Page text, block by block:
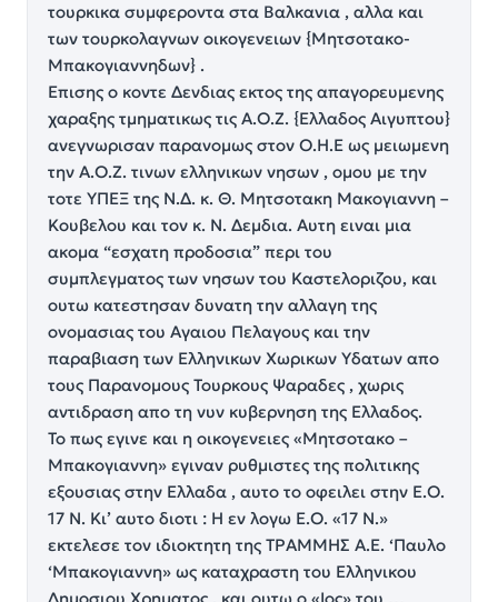
τουρκικα συμφεροντα στα Βαλκανια , αλλα και
των τουρκολαγνων οικογενειων {Μητσοτακο-
Μπακογιαννηδων} .
Επισης ο κοντε Δενδιας εκτος της απαγορευμενης
χαραξης τμηματικως τις Α.Ο.Ζ. {Ελλαδος Αιγυπτου}
ανεγνωρισαν παρανομως στον Ο.Η.Ε ως μειωμενη
την Α.Ο.Ζ. τινων ελληνικων νησων , ομου με την
τοτε ΥΠΕΞ της Ν.Δ. κ. Θ. Μητσοτακη Μακογιαννη –
Κουβελου και τον κ. Ν. Δεμδια. Αυτη ειναι μια
ακομα “εσχατη προδοσια” περι του
συμπλεγματος των νησων του Καστελοριζου, και
ουτω κατεστησαν δυνατη την αλλαγη της
ονομασιας του Αγαιου Πελαγους και την
παραβιαση των Ελληνικων Χωρικων Υδατων απο
τους Παρανομους Τουρκους Ψαραδες , χωρις
αντιδραση απο τη νυν κυβερνηση της Ελλαδος.
Το πως εγινε και η οικογενειες «Μητσοτακο –
Μπακογιαννη» εγιναν ρυθμιστες της πολιτικης
εξουσιας στην Ελλαδα , αυτο το οφειλει στην Ε.Ο.
17 Ν. Κι’ αυτο διοτι : Η εν λογω Ε.Ο. «17 Ν.»
εκτελεσε τον ιδιοκτητη της ΤΡΑΜΜΗΣ Α.Ε. ‘Παυλο
‘Μπακογιαννη» ως καταχραστη του Ελληνικου